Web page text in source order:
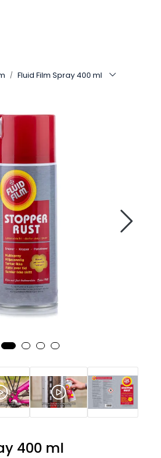
Fluid Film Spray 400 ml
400 ml
/ Vern